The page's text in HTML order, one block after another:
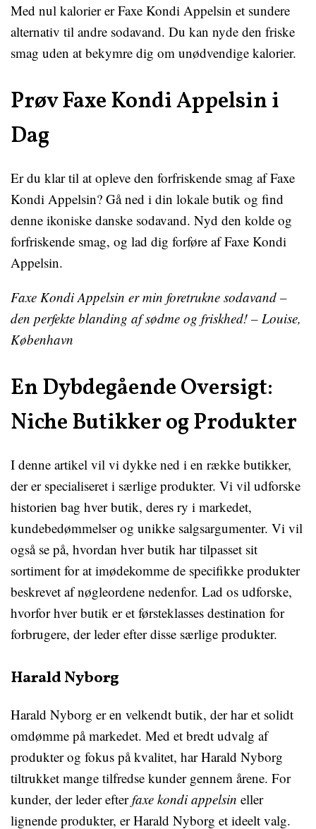
Med nul kalorier er Faxe Kondi Appelsin et sundere
alternativ til andre sodavand. Du kan nyde den friske
smag uden at bekymre dig om unødvendige kalorier.
Prøv Faxe Kondi Appelsin i
Dag
Er du klar til at opleve den forfriskende smag af Faxe
Kondi Appelsin? Gå ned i din lokale butik og find
denne ikoniske danske sodavand. Nyd den kolde og
forfriskende smag, og lad dig forføre af Faxe Kondi
Appelsin.
Faxe Kondi Appelsin er min foretrukne sodavand –
den perfekte blanding af sødme og friskhed! – Louise,
København
En Dybdegående Oversigt:
Niche Butikker og Produkter
I denne artikel vil vi dykke ned i en række butikker,
der er specialiseret i særlige produkter. Vi vil udforske
historien bag hver butik, deres ry i markedet,
kundebedømmelser og unikke salgsargumenter. Vi vil
også se på, hvordan hver butik har tilpasset sit
sortiment for at imødekomme de specifikke produkter
beskrevet af nøgleordene nedenfor. Lad os udforske,
hvorfor hver butik er et førsteklasses destination for
forbrugere, der leder efter disse særlige produkter.
Harald Nyborg
Harald Nyborg er en velkendt butik, der har et solidt
omdømme på markedet. Med et bredt udvalg af
produkter og fokus på kvalitet, har Harald Nyborg
tiltrukket mange tilfredse kunder gennem årene. For
kunder, der leder efterfaxe kondi appelsin eller
lignende produkter, er Harald Nyborg et ideelt valg.